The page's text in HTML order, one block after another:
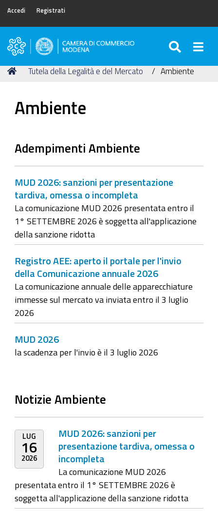
Accedi Registrati
Camera
Commercio
Tu
Home
Tutela della Legalità e del Mercato Ambiente
Ambiente
Adempimenti Ambiente
MUD 2026: sanzioni per presentazione
tardiva, omessa o incompleta
La comunicazione MUD 2026 presentata entro il
1° SETTEMBRE 2026 è soggetta all'applicazione
della sanzione ridotta
Registro AEE: aperto il portale per l'invio
della Comunicazione annuale 2026
La comunicazione annuale delle apparecchiature
immesse sul mercato va inviata entro il 3 luglio
2026
MUD 2026
la scadenza per l'invio è il 3 luglio 2026
Notizie Ambiente
LUG
16
2026
MUD 2026: sanzioni per
presentazione tardiva, omessa o
incompleta
La comunicazione MUD 2026
presentata entro il 1° SETTEMBRE 2026 è
soggetta all'applicazione della sanzione ridotta